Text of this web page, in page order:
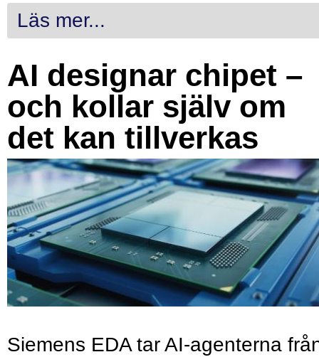
Läs mer...
AI designar chipet –
och kollar själv om
det kan tillverkas
Siemens EDA tar AI-agenterna